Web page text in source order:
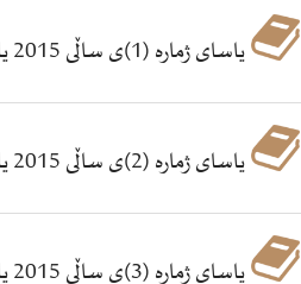
یاسای ژماره‌ (1)ی ساڵی 2015 یاسای ئیداره‌ی پارێزگای هه‌ڵه‌بجه‌ له‌ هه‌رێمی كوردستان ـ عێراق
یاسای ژماره‌ (2)ی ساڵی 2015 یاسای سندوقی كوردستان بۆ داهاته‌ نه‌وتی و گازییه‌كان